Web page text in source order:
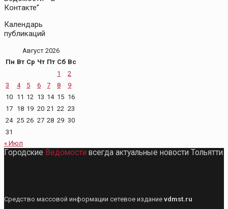
Контакте”
Календарь
публикаций
Август 2026
Пн Вт Ср Чт Пт Сб Вс
1
2
3
4 5 6 7 8
9
10 11 12 13 14 15 16
17 18 19 20 21 22 23
24 25 26 27 28 29 30
31
« Июл
Городские Ведомости всегда актуальные новости Тольятти
Средство массовой информации сетевое издание vdmst.ru